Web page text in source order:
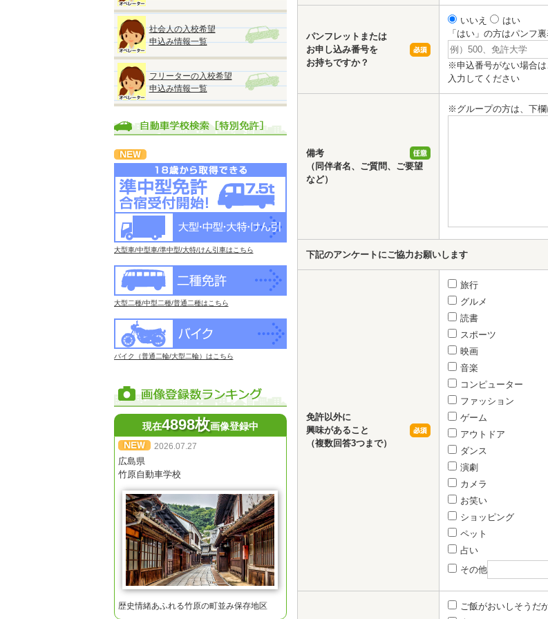
社会人の入校希望
申込み情報一覧
フリーターの入校希望
申込み情報一覧
大型車/中型車/準中型/大特/けん引車はこちら
大型二種/中型二種/普通二種はこちら
バイク（普通二輪/大型二輪）はこちら
現在4898枚画像登録中
2026.07.27
広島県
竹原自動車学校
歴史情緒あふれる竹原の町並み保存地区
パンフレットまたは
お申し込み番号を
お持ちですか？
いいえ
はい
「はい」の方はパンフ
※申込番号がない場合
入力してください
備考
（同伴者名、ご質問、ご要望
など）
※グループの方は、下欄
下記のアンケートにご協力お願いします
免許以外に
興味があること
（複数回答3つまで）
旅行
グルメ
読書
スポーツ
映画
音楽
コンピューター
ファッション
ゲーム
アウトドア
ダンス
演劇
カメラ
お笑い
ショッピング
ペット
占い
その他
ご飯がおいしそうだ